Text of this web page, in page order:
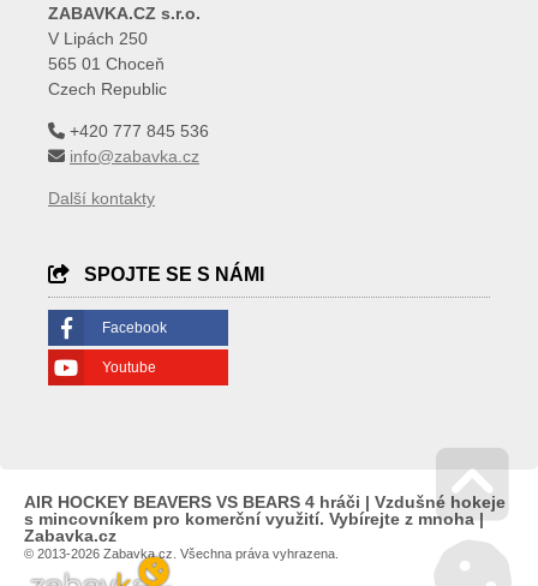
ZABAVKA.CZ s.r.o.
V Lipách 250
565 01 Choceň
Czech Republic
+420 777 845 536
info@zabavka.cz
Další kontakty
SPOJTE SE S NÁMI
Facebook
Youtube
AIR HOCKEY BEAVERS VS BEARS 4 hráči | Vzdušné hokeje
s mincovníkem pro komerční využití. Vybírejte z mnoha |
Zabavka.cz
© 2013-2026 Zabavka.cz. Všechna práva vyhrazena. Go